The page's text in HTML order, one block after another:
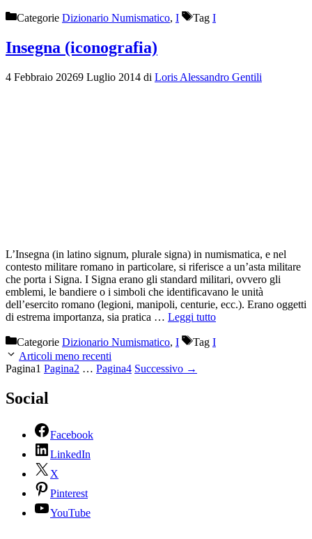
Categorie Dizionario Numismatico, I Tag I
Insegna (iconografia)
4 Febbraio 20269 Luglio 2014 di Loris Alessandro Gentili
L’Insegna (in latino signum, plurale signa) in numismatica, e nel
contesto militare romano in particolare, si riferisce a un’asta militare
che porta i Signa. I Signa erano gli standard militari, ovvero gli
emblemi, le bandiere o i simboli che identificavano le unità
dell’esercito romano (legioni, manipoli, centurie, ecc.). Erano oggetti
di estrema importanza, sia pratica … Leggi tutto
Categorie Dizionario Numismatico, I Tag I
Articoli meno recenti
Pagina1 Pagina2 … Pagina4 Successivo →
Social
Facebook
LinkedIn
X
Pinterest
YouTube